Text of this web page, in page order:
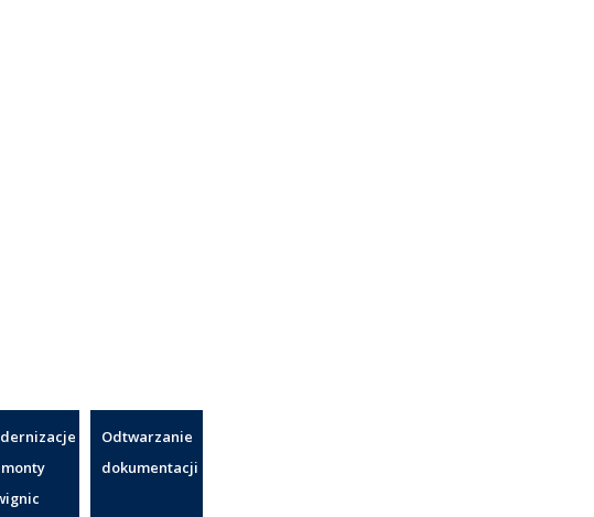
Odtwarzanie
dokumentacji